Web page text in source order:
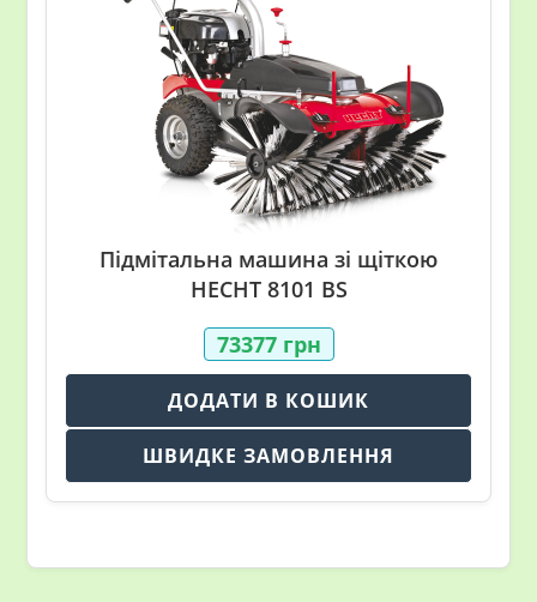
Підмітальна машина зі щіткою
HECHT 8101 BS
73377 грн
ДОДАТИ В КОШИК
ШВИДКЕ ЗАМОВЛЕННЯ